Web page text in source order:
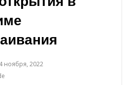
4 ноября, 2022